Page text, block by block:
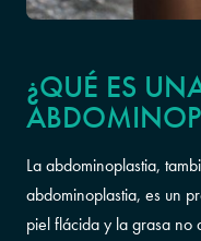
¿QUÉ ES
La abdominoplastia,
abdominoplastia, es un
piel flácida y la grasa no